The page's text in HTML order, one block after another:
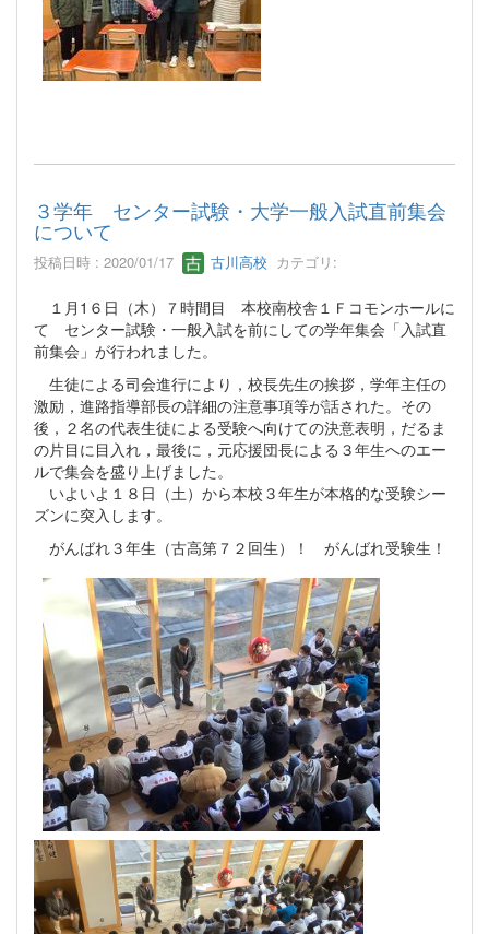
３学年 センター試験・大学一般入試直前集会
について
投稿日時 : 2020/01/17 古川高校 カテゴリ:
１月1６日（木）７時間目 本校南校舎１Ｆコモンホールに
て センター試験・一般入試を前にしての学年集会「入試直
前集会」が行われました。
生徒による司会進行により，校長先生の挨拶，学年主任の
激励，進路指導部長の詳細の注意事項等が話された。その
後，２名の代表生徒による受験へ向けての決意表明，だるま
の片目に目入れ，最後に，元応援団長による３年生へのエー
ルで集会を盛り上げました。
いよいよ１８日（土）から本校３年生が本格的な受験シー
ズンに突入します。
がんばれ３年生（古高第７２回生）！ がんばれ受験生！